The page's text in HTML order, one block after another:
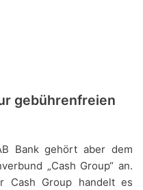
gebührenfreien
Bank gehört aber dem
„Cash Group“ an.
Cash Group handelt es